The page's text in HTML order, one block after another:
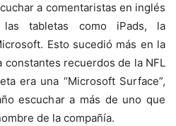
a comentaristas en inglés
tabletas como iPads, la
Esto sucedió más en la
constantes recuerdos de la NFL
era una “Microsoft Surface”,
escuchar a más de uno que
de la compañía.